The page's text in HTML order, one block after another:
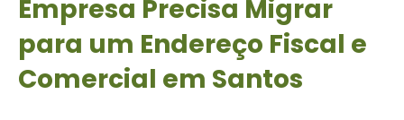
Empresa Precisa Migrar
para um Endereço Fiscal e
Comercial em Santos